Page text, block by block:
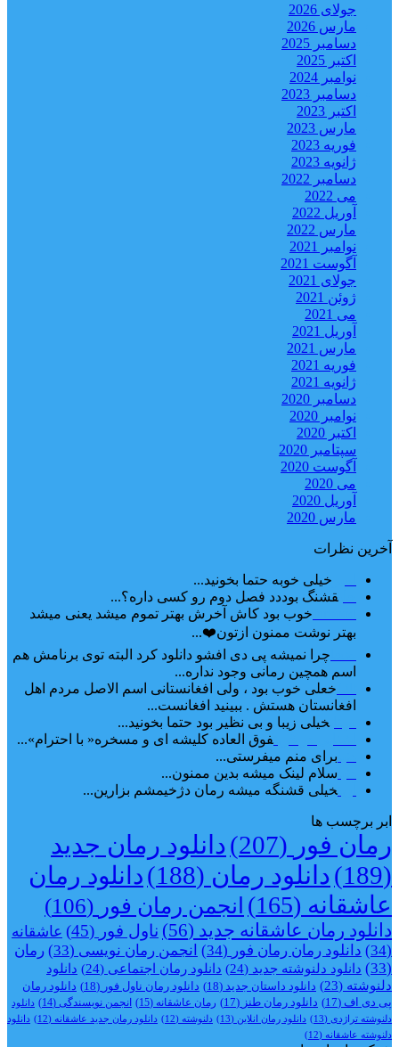
جولای 2026
مارس 2026
دسامبر 2025
اکتبر 2025
نوامبر 2024
دسامبر 2023
اکتبر 2023
مارس 2023
فوریه 2023
ژانویه 2023
دسامبر 2022
می 2022
آوریل 2022
مارس 2022
نوامبر 2021
آگوست 2021
جولای 2021
ژوئن 2021
می 2021
آوریل 2021
مارس 2021
فوریه 2021
ژانویه 2021
دسامبر 2020
نوامبر 2020
اکتبر 2020
سپتامبر 2020
آگوست 2020
می 2020
آوریل 2020
مارس 2020
آخرین نظرات
خیلی خوبه حتما بخونید...
قشنگ بوددد فصل دوم رو کسی داره؟...
خوب بود کاش آخرش بهتر تموم میشد یعنی میشد
بهتر نوشت ممنون ازتون❤️...
چرا نمیشه پی دی افشو دانلود کرد البته توی برنامش هم
اسم همچین رمانی وجود نداره...
خعلی خوب بود ، ولی افغانستانی اسم الاصل مردم اهل
افغانستان هستش . ببینید افغانست...
مهتابخیلی زیبا و بی نظیر بود حتما بخونید...
فوق العاده کلیشه ای و مسخره« با احترام»...
برای منم میفرستی...
سلام لینک میشه بدین ممنون...
آرینخیلی قشنگه میشه رمان دژخیمشم بزارین...
ابر برچسب ها
رمان فور (207)
دانلود رمان جدید
(189)
دانلود رمان (188)
دانلود رمان
عاشقانه (165) انجمن رمان فور (106)
دانلود رمان عاشقانه جدید (56) ناول فور (45)
عاشقانه
(34)
دانلود رمان رمان فور (34) انجمن رمان نویسی (33)
رمان
(33)
دانلود دلنوشته جدید (24) دانلود رمان اجتماعی‌ (24)
دانلود
دلنوشته (23) دانلود داستان جدید (18) دانلود رمان ناول فور (18)
دانلود رمان
پی دی اف (17) دانلود رمان طنز (17) رمان عاشقانه (15) انجمن نویسندگی (14)
دانلود
دلنوشته تراژدی‌ (13) دانلود رمان انلاین (13) دلنوشته (12) دانلود رمان جدید عاشقانه (12)
دانلود
دلنوشته عاشقانه (12)